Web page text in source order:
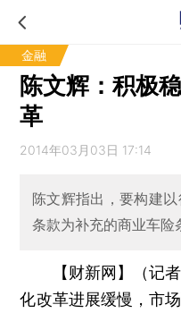
金融
陈文辉：积极
革
2014年03月03日 17:14
陈文辉指出，要构建
条款为补充的商业车险
【财新网】（记者
化改革进展缓慢，市